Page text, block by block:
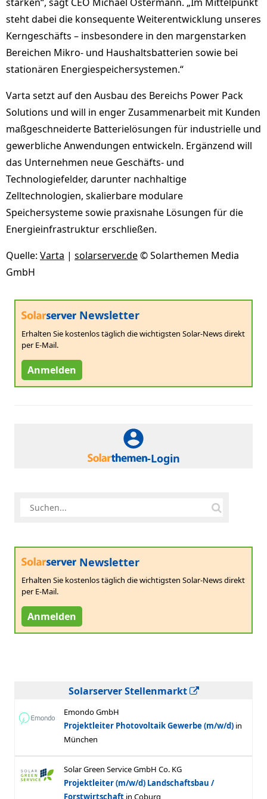
steht dabei die konsequente Weiterentwicklung unseres
Kerngeschäfts – insbesondere in den margenstarken
Bereichen Mikro- und Haushaltsbatterien sowie bei
stationären Energiespeichersystemen.“
Varta setzt auf den Ausbau des Bereichs Power Pack
Solutions und will in enger Zusammenarbeit mit Kunden
maßgeschneiderte Batterielösungen für industrielle und
gewerbliche Anwendungen entwickeln. Ergänzend will
das Unternehmen neue Geschäfts- und
Technologiefelder, darunter nachhaltige
Zelltechnologien, skalierbare modulare
Speichersysteme sowie praxisnahe Lösungen für die
Energieinfrastruktur erschließen.
Quelle: Varta | solarserver.de© Solarthemen Media
GmbH
Newsletter
Erhalten Sie kostenlos täglich die wichtigsten Solar-News direkt
per E-Mail.
Anmelden
-Login
Newsletter
Erhalten Sie kostenlos täglich die wichtigsten Solar-News direkt
per E-Mail.
Anmelden
Solarserver Stellenmarkt